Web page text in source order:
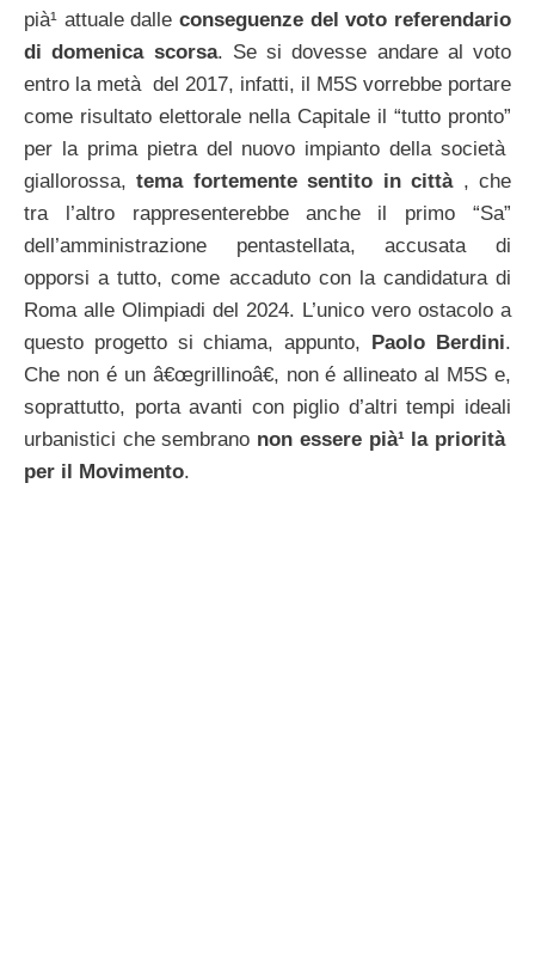
pià¹ attuale dalle conseguenze del voto referendario
di domenica scorsa. Se si dovesse andare al voto
entro la metà del 2017, infatti, il M5S vorrebbe portare
come risultato elettorale nella Capitale il “tutto pronto”
per la prima pietra del nuovo impianto della società
giallorossa,tema fortemente sentito in città , che
tra l’altro rappresenterebbe anche il primo “Sa”
dell’amministrazione pentastellata, accusata di
opporsi a tutto, come accaduto con la candidatura di
Roma alle Olimpiadi del 2024. L’unico vero ostacolo a
questo progetto si chiama, appunto, Paolo Berdini.
Che non é un â€œgrillinoâ€, non é allineato al M5S e,
soprattutto, porta avanti con piglio d’altri tempi ideali
urbanistici che sembrano non essere pià¹ la priorità
per il Movimento.